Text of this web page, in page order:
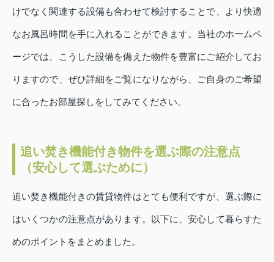
けでなく関連する設備も合わせて検討することで、より快適
なお風呂時間を手に入れることができます。当社のホームペ
ージでは、こうした設備を備えた物件を豊富にご紹介してお
りますので、ぜひ詳細をご覧になりながら、ご自身のご希望
に合ったお部屋探しをしてみてください。
追い焚き機能付き物件を選ぶ際の注意点
（安心して選ぶために）
追い焚き機能付きの賃貸物件はとても便利ですが、選ぶ際に
はいくつかの注意点があります。以下に、安心して暮らすた
めのポイントをまとめました。